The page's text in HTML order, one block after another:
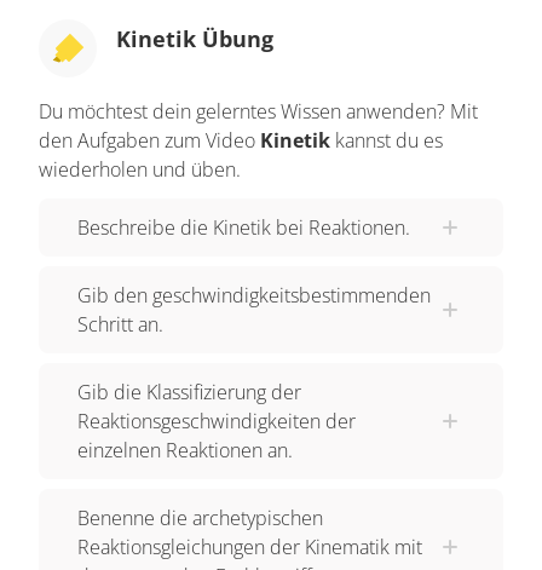
unterscheiden sich durch ihre
Geschwindigkeiten. Man sagt auch genauer:
Für die erste Reaktion ist RG sehr groß, für die
zweite Reaktion ist RG klein. Was ist Kinetik? Die
chem. Reaktionen, den
langsam Bei einer einfachen chemischen
Reaktion A zu B nimmt die Konzentration von A
zunimmt. Der absolute Wert der Konzentration ist
für die Beschreibung der Reaktion nicht
ausreichend. Wichtiger ist es, die Veränderung
bilden der 1. Ableitung: RG = - dA / dt, die
Reaktionsgeschwindigkeit ist die negative 1.
Kinetik Übung
Du möchtest dein gelerntes Wissen anwenden? Mit
den Aufgaben zum Video Kinetik kannst du es
wiederholen und üben.
Beschreibe die Kinetik bei Reaktionen.
Gib den geschwindigkeitsbestimmenden
Schritt an.
Gib die Klassifizierung der
Reaktionsgeschwindigkeiten der
einzelnen Reaktionen an.
Benenne die archetypischen
Reaktionsgleichungen der Kinematik mit